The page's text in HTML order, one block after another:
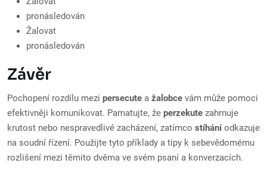
pronásledován
Žalovat
pronásledován
Závěr
Pochopení rozdílu mezi persecute a žalobce vám může pomoci
efektivněji komunikovat. Pamatujte, že perzekute zahrnuje
krutost nebo nespravedlivé zacházení, zatímco stíháníodkazuje
na soudní řízení. Použijte tyto příklady a tipy k sebevědomému
rozlišení mezi těmito dvěma ve svém psaní a konverzacích.